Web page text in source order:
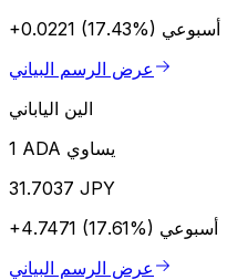
+0.0221 (17.43%) أسبوعي
عرض الرسم البياني
الين الياباني
1 ADA يساوي
31.7037 JPY
+4.7471 (17.61%) أسبوعي
عرض الرسم البياني